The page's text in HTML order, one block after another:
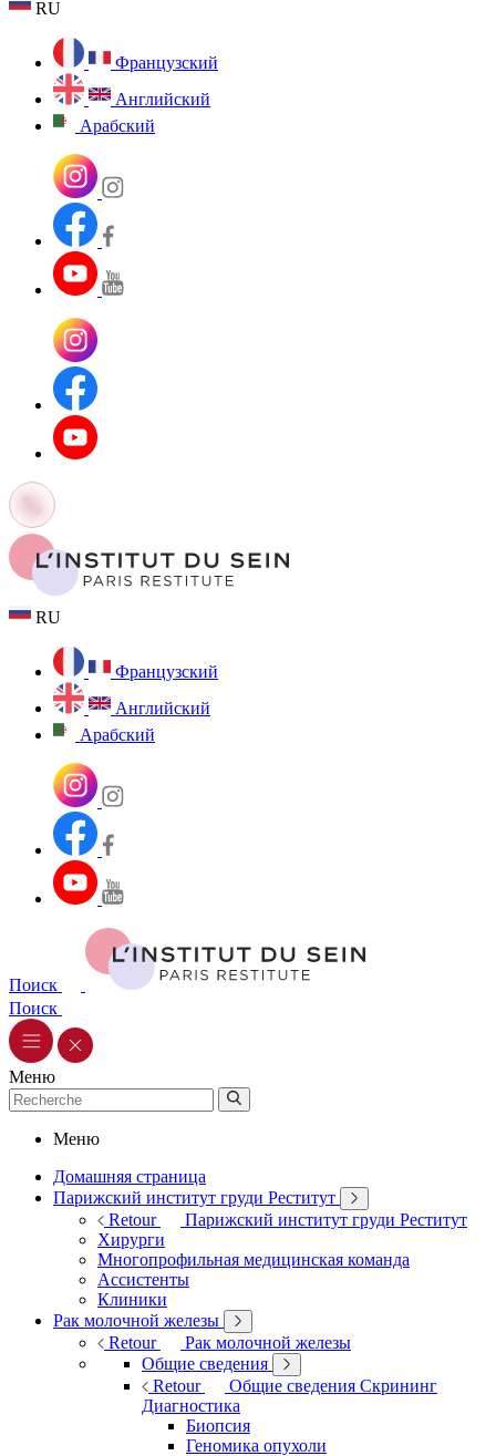
RU
Французский
Английский
Арабский
RU
Французский
Английский
Арабский
Поиск
Поиск
Меню
Меню
Домашняя страница
Парижский институт груди Реститут
Retour
Парижский институт груди Реститут
Хирурги
Многопрофильная медицинская команда
Ассистенты
Клиники
Рак молочной железы
Retour
Рак молочной железы
Общие сведения
Retour
Общие сведения Скрининг
Диагностика
Биопсия
Геномика опухоли